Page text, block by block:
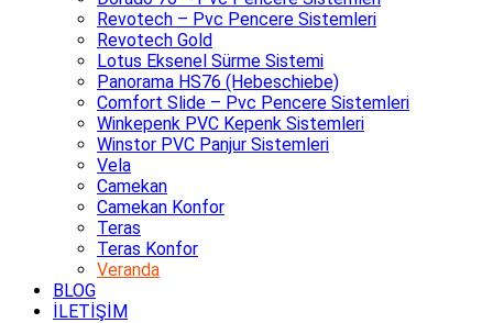
Revotech – Pvc Pencere Sistemleri
Revotech Gold
Lotus Eksenel Sürme Sistemi
Panorama HS76 (Hebeschiebe)
Comfort Slide – Pvc Pencere Sistemleri
Winkepenk PVC Kepenk Sistemleri
Winstor PVC Panjur Sistemleri
Vela
Camekan
Camekan Konfor
Teras
Teras Konfor
Veranda
BLOG
İLETİŞİM